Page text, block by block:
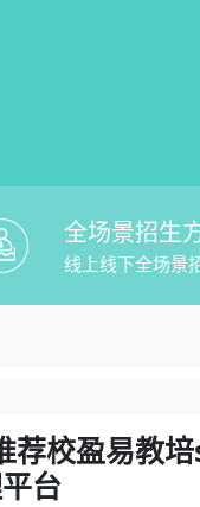
全场景招生
线上线下全场景
统哪个好
盈易教培saas
荐校盈易教
台